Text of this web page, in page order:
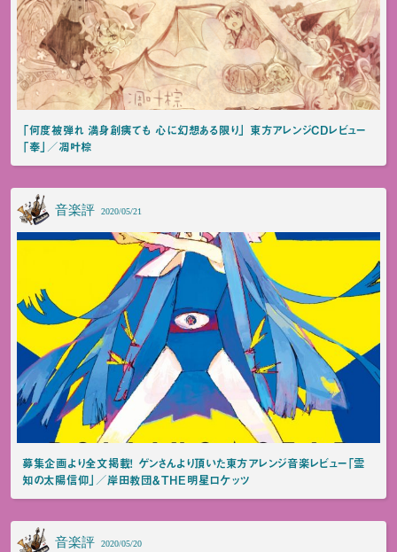
「何度被弾れ 満身創痍ても 心に幻想ある限り」 東方アレンジCDレビュー
「奉」／凋叶棕
音楽評 2020/05/21
募集企画より全文掲載！ ゲンさんより頂いた東方アレンジ音楽レビュー「霊
知の太陽信仰」／岸田教団＆THE明星ロケッツ
音楽評 2020/05/20